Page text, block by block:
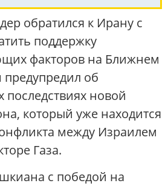
обратился к Ирану с
поддержку
факторов на Ближнем
об
новой
который уже находится
между Израилем
Газа.
с победой на